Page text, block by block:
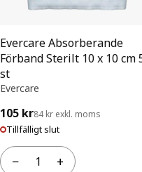
Evercare Absorberande
Förband Sterilt 10 x 10 cm
st
Evercare
105 kr84 kr exkl. moms
Tillfälligt slut
−
Antal +